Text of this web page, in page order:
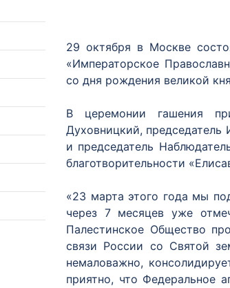
29 октября в Москве
«Императорское
со дня рождения великой
В церемонии гашения
Духовницкий,
и председатель
благотворительности
«23 марта этого года мы
через 7 месяцев уже
Палестинское Общество
связи России со Святой
немаловажно,
приятно, что Федеральное